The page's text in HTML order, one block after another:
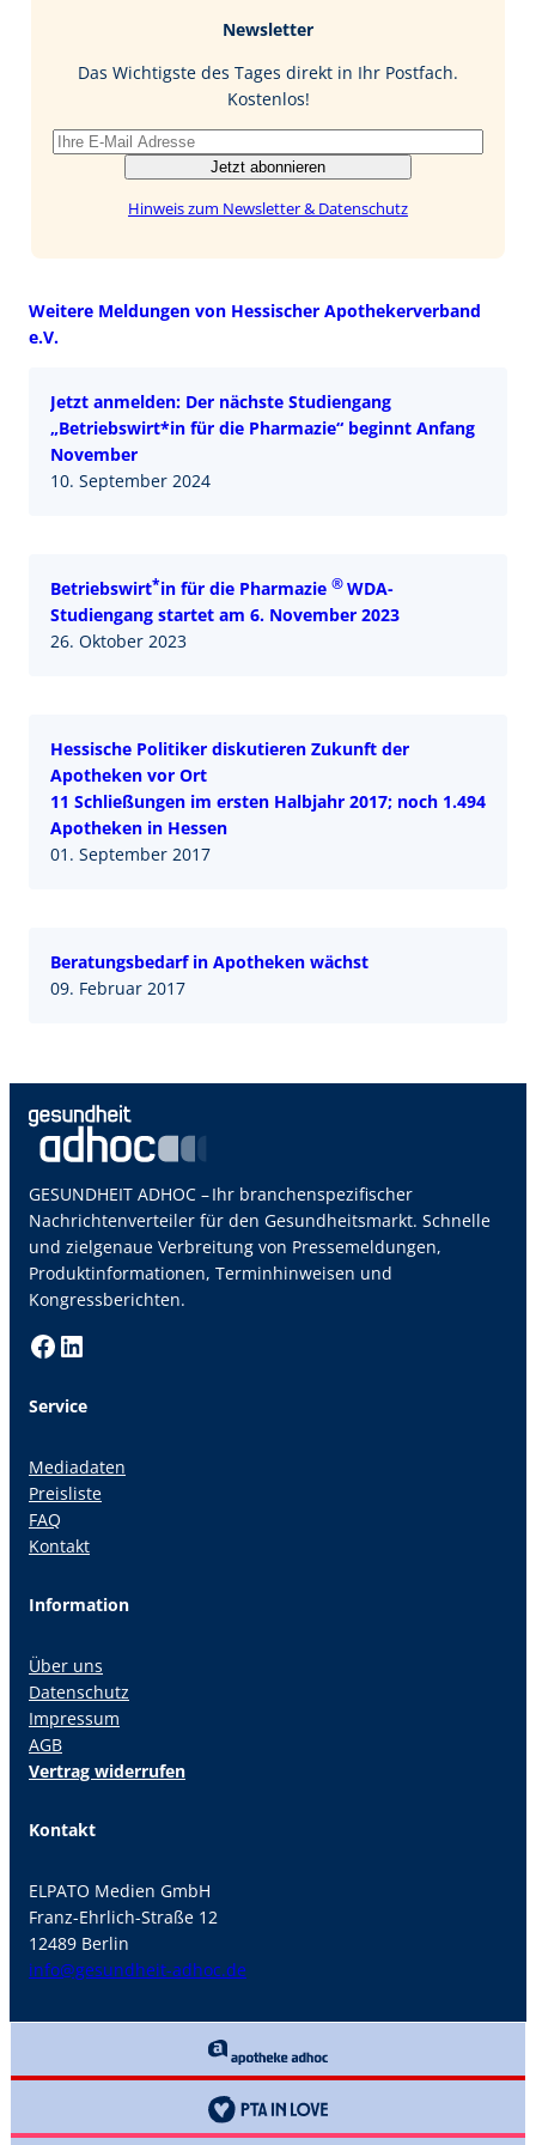
I
Newsletter
Das Wichtigste des Tages direkt in Ihr Postfach.
Kostenlos!
Jetzt abonnieren
Hinweis zum Newsletter & Datenschutz
Weitere Meldungen von Hessischer Apothekerverband
e.V.
Jetzt anmelden: Der nächste Studiengang
„Betriebswirt*in für die Pharmazie“ beginnt Anfang
November
10. September 2024
Betriebswirt*in für die Pharmazie ®WDA-
Studiengang startet am 6. November 2023
26. Oktober 2023
Hessische Politiker diskutieren Zukunft der
Apotheken vor Ort
11 Schließungen im ersten Halbjahr 2017; noch 1.494
Apotheken in Hessen
01. September 2017
Beratungsbedarf in Apotheken wächst
09. Februar 2017
GESUNDHEIT ADHOC – Ihr branchenspezifischer
Nachrichtenverteiler für den Gesundheitsmarkt. Schnelle
und zielgenaue Verbreitung von Pressemeldungen,
Produktinformationen, Terminhinweisen und
Kongressberichten.
Facebook LinkedIn
Service
Mediadaten
Preisliste
FAQ
Kontakt
Information
Über uns
Datenschutz
Impressum
AGB
Vertrag widerrufen
Kontakt
ELPATO Medien GmbH
Franz-Ehrlich-Straße 12
12489 Berlin
info@gesundheit-adhoc.de